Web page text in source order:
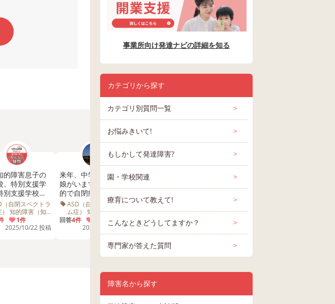
みます。 どちら
る方、どんな事
的障害息子の
、特別支援学
別支援学校？
的特別支援学
う息子の中学
先に悩んでい
そろそろ中学
（自閉スペクトラ
） 知的障害（知
症） 小学5・6
IQ 社会性 学習 特
1件
2025/10/22 投稿
来年、中学に上がる
娘がいます。軽度知
的で自閉症スペクト
ラムです。今は支援
級在席ですが、ほぼ
通常級には行けてま
せん。自立して就労
学から特別支援学校
がいいのか、中学ま
一緒の学校がいいの
か悩んでいます。そ
れと、軽度なので入
ASD（自閉スペクトラ
ム症） 知的障害（知
的発達症） 小学5・6
年生 特別支援学校 高
回答4件
2021/07/05 投稿
中学生の子供がいま
す。現在普通級で
だと理解が出来ない
質問です。 知能
70（知的障害）、自
閉症スペクトラム、
す。目立ちだしたの
は小4ですが落ち着い
援学校は考えません
でしたが最近暴れま
くり、自傷行為しま
ASD（自閉スペクトラ
ム症） ADHD（注意
欠如多動症） 知的障
害（知的発達症） 中
学生・高校生 特別支
援学校 自傷
回答3件
1件
2025/01/31 投稿
今 6年生の息子がい
子の診断内容は 知的
障害はなしですが 国
語と算数が苦手で 支
学校の支援学級に行
く場合 ５教科すべて
言われました。 これ
考えた時に支援学級
小学5・6年生 診断 国
語 算数 中学校 高校 進
2件
事業所向け発達ナビの詳細を知る
カテゴリから探す
カテゴリ別質問一覧 >
お悩みきいて! >
もしかして発達障害? >
園・学校関連 >
療育について教えて! >
こんなときどうしてますか？ >
専門家が答えた質問 >
障害名から探す